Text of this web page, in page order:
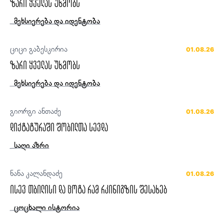
მეხსიერება და იდენტობა
ციცი გაბესკირია 01.08.26
ზარი ყველას უხმობს
მეხსიერება და იდენტობა
გიორგი ანთაძე 01.08.26
დიქტატურაში შობილთა სევდა
საღი აზრი
ნანა კალანდაძე 01.08.26
ისევ თბილისი და ცოტა რამ რკინიგზის შესახებ
ცოცხალი ისტორია